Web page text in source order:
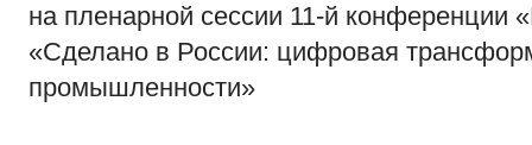
на пленарной сессии 11-й конференции
«Сделано в России: цифровая
промышленности»